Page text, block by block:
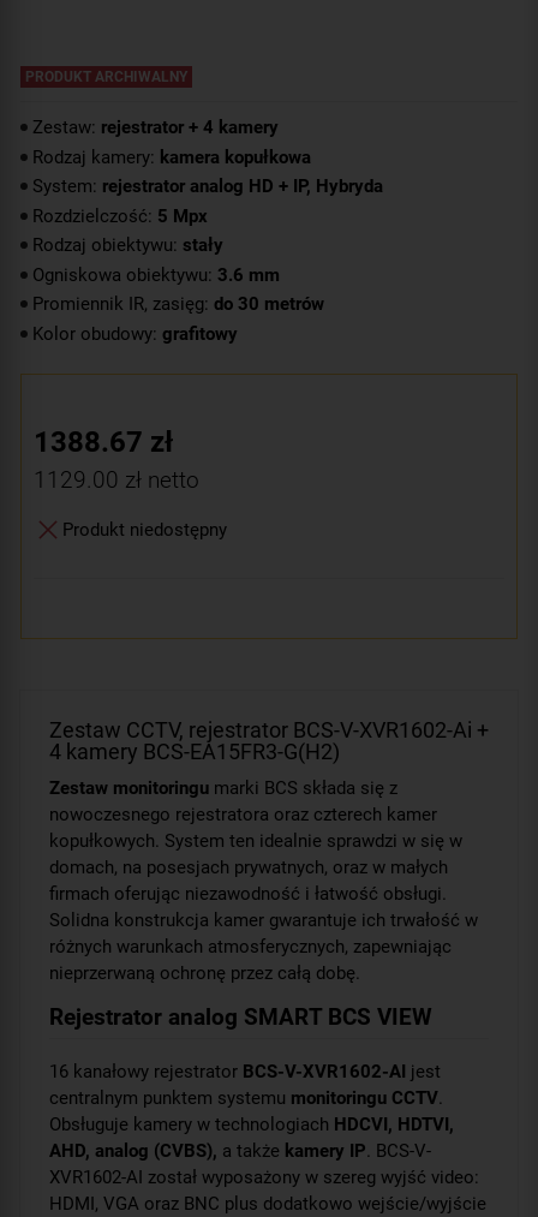
PRODUKT ARCHIWALNY
Zestaw: rejestrator + 4 kamery
Rodzaj kamery: kamera kopułkowa
System: rejestrator analog HD + IP, Hybryda
Rozdzielczość: 5 Mpx
Rodzaj obiektywu: stały
Ogniskowa obiektywu: 3.6 mm
Promiennik IR, zasięg: do 30 metrów
Kolor obudowy: grafitowy
1388.67 zł
1129.00 zł netto
Produkt niedostępny
Zestaw CCTV, rejestrator BCS-V-XVR1602-Ai +
4 kamery BCS-EA15FR3-G(H2)
Zestaw monitoringu marki BCS składa się z
nowoczesnego rejestratora oraz czterech kamer
kopułkowych. System ten idealnie sprawdzi w się w
domach, na posesjach prywatnych, oraz w małych
firmach oferując niezawodność i łatwość obsługi.
Solidna konstrukcja kamer gwarantuje ich trwałość w
różnych warunkach atmosferycznych, zapewniając
nieprzerwaną ochronę przez całą dobę.
Rejestrator analog SMART BCS VIEW
16 kanałowy rejestrator BCS-V-XVR1602-AI jest
centralnym punktem systemu monitoringu CCTV
Obsługuje kamery w technologiach HDCVI, HDTVI,
AHD, analog (CVBS), a także kamery IP . BCS-V-
XVR1602-AI został wyposażony w szereg wyjść video:
HDMI, VGA oraz BNC plus dodatkowo wejście/wyjście